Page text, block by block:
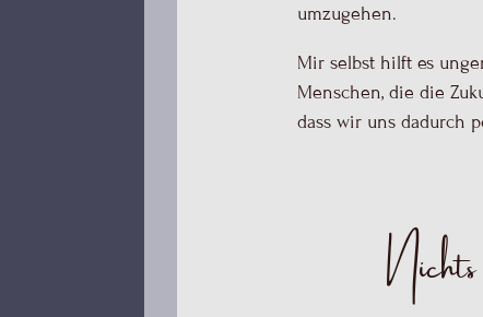
Du bist hier, um
Außerdem
In meinem